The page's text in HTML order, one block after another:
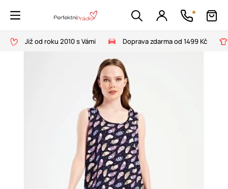
Již od roku 2010 s Vámi Doprava zdarma od 1499 Kč